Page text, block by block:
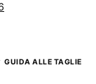
GUIDA ALLE TAGLIE